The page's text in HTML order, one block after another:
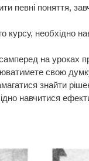
певні поняття,
курсу, необхідно
на уроках
свою
знайти
навчитися